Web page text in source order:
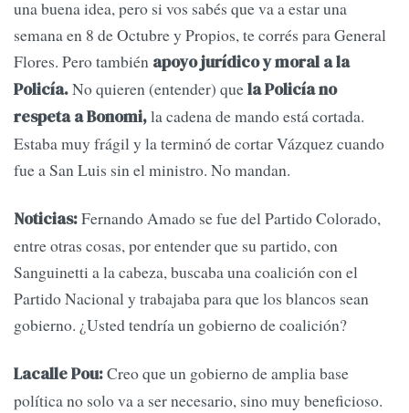
una buena idea, pero si vos sabés que va a estar una
semana en 8 de Octubre y Propios, te corrés para General
Flores. Pero también apoyo jurídico y moral a la
Policía.No quieren (entender) quela Policía no
respeta a Bonomi,la cadena de mando está cortada.
Estaba muy frágil y la terminó de cortar Vázquez cuando
fue a San Luis sin el ministro. No mandan.
Noticias:Fernando Amado se fue del Partido Colorado,
entre otras cosas, por entender que su partido, con
Sanguinetti a la cabeza, buscaba una coalición con el
Partido Nacional y trabajaba para que los blancos sean
gobierno. ¿Usted tendría un gobierno de coalición?
Lacalle Pou:Creo que un gobierno de amplia base
política no solo va a ser necesario, sino muy beneficioso.